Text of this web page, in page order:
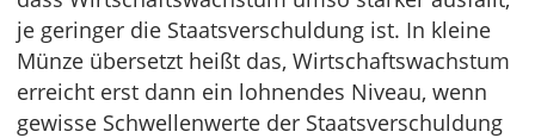
je geringer die Staatsverschuldung ist. In kleine
Münze übersetzt heißt das, Wirtschaftswachstum
erreicht erst dann ein lohnendes Niveau, wenn
gewisse Schwellenwerte der Staatsverschuldung